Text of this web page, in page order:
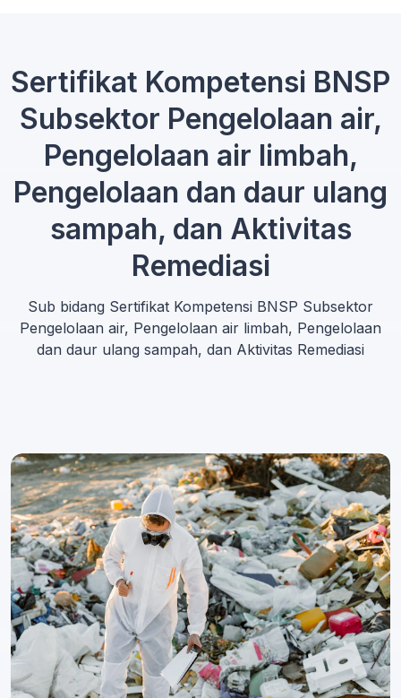
Sertifikat Kompetensi BNSP
Subsektor Pengelolaan air,
Pengelolaan air limbah,
Pengelolaan dan daur ulang
sampah, dan Aktivitas
Remediasi
Sub bidang Sertifikat Kompetensi BNSP Subsektor
Pengelolaan air, Pengelolaan air limbah, Pengelolaan
dan daur ulang sampah, dan Aktivitas Remediasi